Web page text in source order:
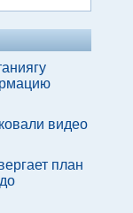
видео
план